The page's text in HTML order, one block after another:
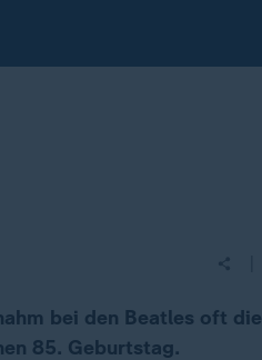
bei den Beatles oft die
85. Geburtstag.